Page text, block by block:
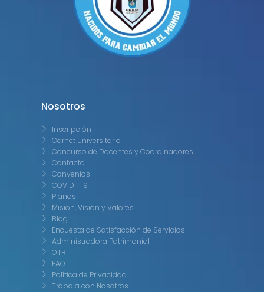
Nosotros
Inscripción
Carnet Universitario
Concurso de Docentes y Coordinadores
Contacto
Convenios
COVID - 19
Planos
Misión, Visión y Valores
Blog
Encuesta de Satisfacción de Servicios
Administradora Patrimonial
OTRI
FAQ
Política de Privacidad
Trabaja con Nosotros